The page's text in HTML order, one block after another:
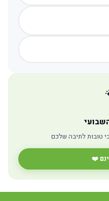
טובות לתיבה שלכם
❤️